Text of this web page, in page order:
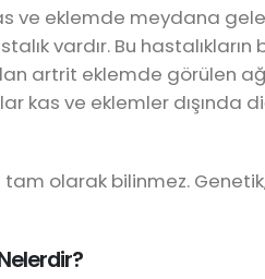
ve eklemde meydana
vardır. Bu hastalıkların
artrit eklemde görülen
kas ve eklemler
olarak bilinmez.